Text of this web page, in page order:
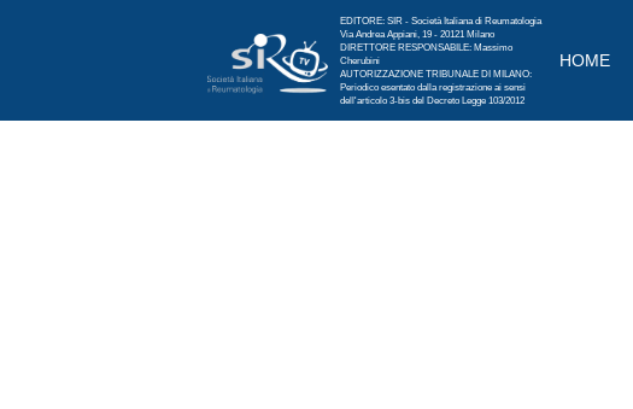
EDITORE: SIR - Società Italiana di Reumatologia
Via Andrea Appiani, 19 - 20121 Milano
DIRETTORE RESPONSABILE: Massimo
Cherubini
AUTORIZZAZIONE TRIBUNALE DI MILANO:
Periodico esentato dalla registrazione ai sensi
dell'articolo 3-bis del Decreto Legge 103/2012
HOME